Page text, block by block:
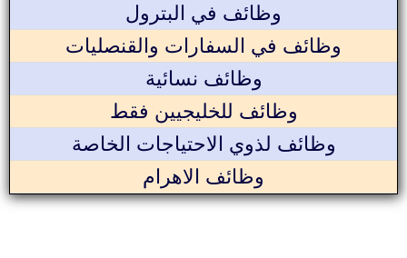
وظائف في البترول
وظائف في السفارات والقنصليات
وظائف نسائية
وظائف للخليجيين فقط
وظائف لذوي الاحتياجات الخاصة
وظائف الاهرام